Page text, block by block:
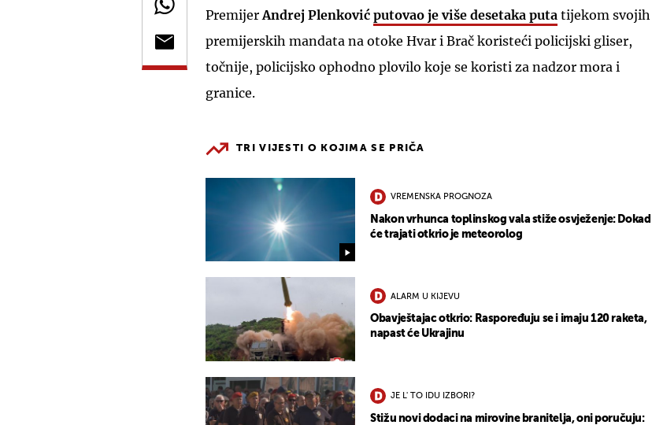
Premijer Andrej Plenković putovao je više desetaka puta tijekom svojih
premijerskih mandata na otoke Hvar i Brač koristeći policijski gliser,
točnije, policijsko ophodno plovilo koje se koristi za nadzor mora i
granice.
TRI VIJESTI O KOJIMA SE PRIČA
VREMENSKA PROGNOZA
Nakon vrhunca toplinskog vala stiže osvježenje: Dokad
će trajati otkrio je meteorolog
ALARM U KIJEVU
Obavještajac otkrio: Raspoređuju se i imaju 120 raketa,
napast će Ukrajinu
JE L' TO IDU IZBORI?
Stižu novi dodaci na mirovine branitelja, oni poručuju: